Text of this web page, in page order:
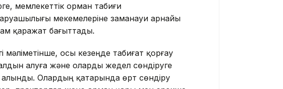
мемлекеттік орман табиғи
мекемелеріне заманауи арнайы
қаражат бағыттады.
мәліметінше, осы кезеңде табиғат қорғау
алуға және оларды жедел сөндіруге
алынды. Олардың қатарында өрт сөндіру